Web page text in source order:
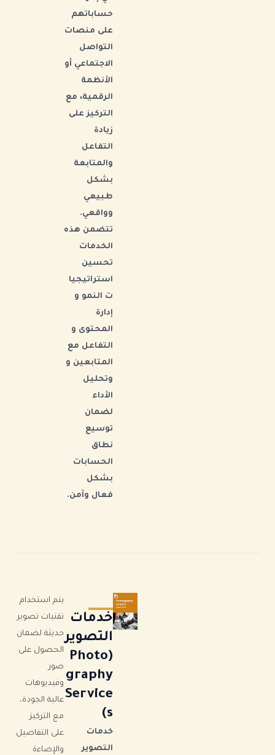
حساباتهم
على منصات
التواصل
الاجتماعي أو
الأنظمة
الرقمية، مع
التركيز على
زيادة
التفاعل
والمتابعة
بشكل
طبيعي
وواقعي.
تتضمن هذه
الخدمات
تحسين
استراتيجيا
ت النمو و
إدارة
المحتوى و
التفاعل مع
المتابعين و
وتحليل
الأداء
لضمان
توسيع
نطاق
الحسابات
بشكل
فعال وآمن.
خدمات
التصوير
(Photo
graphy
Service
خدمات
التصوير
يتم استخدام
تقنيات تصوير
حديثة لضمان
الحصول على
صور
وفيديوهات
عالية الجودة،
مع التركيز
على التفاصيل
والإضاءة